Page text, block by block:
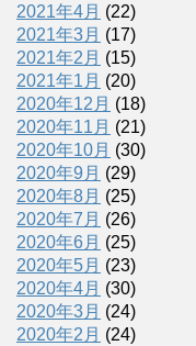
2021年4月 (22)
2021年3月 (17)
2021年2月 (15)
2021年1月 (20)
2020年12月 (18)
2020年11月 (21)
2020年10月 (30)
2020年9月 (29)
2020年8月 (25)
2020年7月 (26)
2020年6月 (25)
2020年5月 (23)
2020年4月 (30)
2020年3月 (24)
2020年2月 (24)